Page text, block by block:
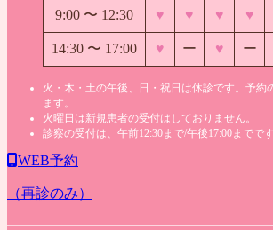
9:00 〜 12:30 ♥ ♥ ♥ ♥
14:30 〜 17:00 ♥ ー ♥ ー
火・木・土の午後、日・祝日は休診です。予約
ます。
火曜日は新規患者の受付はしておりません。
診察の受付は、午前12:30まで/午後17:00までです
WEB予約
（再診のみ）